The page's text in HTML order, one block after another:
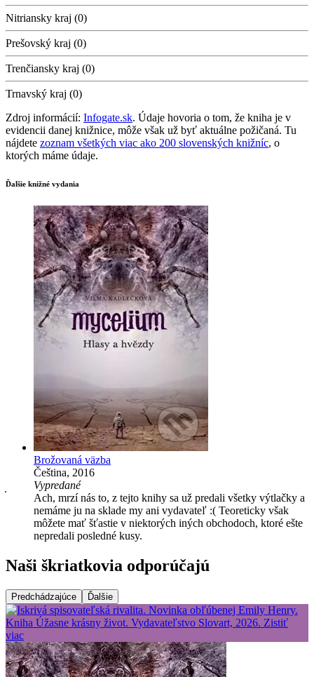
Nitriansky kraj (0)
Prešovský kraj (0)
Trenčiansky kraj (0)
Trnavský kraj (0)
Zdroj informácií: Infogate.sk. Údaje hovoria o tom, že kniha je v
evidencii danej knižnice, môže však už byť aktuálne požičaná. Tu
nájdete zoznam všetkých viac ako 200 slovenských knižníc, o
ktorých máme údaje.
Ďalšie knižné vydania
Brožovaná väzba
Čeština, 2016
Vypredané
Ach, mrzí nás to, z tejto knihy sa už predali všetky výtlačky a
nemáme ju na sklade my ani vydavateľ :( Teoreticky však
môžete mať šťastie v niektorých iných obchodoch, ktoré ešte
nepredali posledné kusy.
Naši škriatkovia odporúčajú
Predchádzajúce Ďalšie